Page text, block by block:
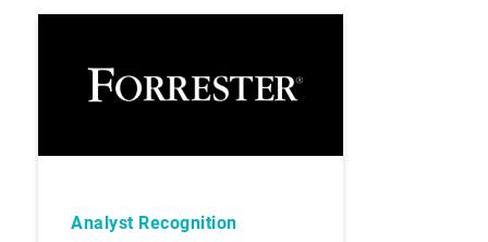
Analyst Recognition